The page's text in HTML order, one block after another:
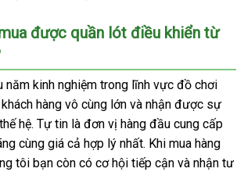
nhận
được quần lót điều khiển từ
năm kinh nghiệm trong lĩnh vực đồ chơi
hàng vô cùng lớn hướng
dẫn
và nhận Nhật
Bản
được sự
hệhàng
Hiệu
. Tự tin là đơn vị hàng đầu cung cấp
cùng giá cả hợp lý nhấtnơi
nào
. voucher
Khi mua hàng
tôi bạn còn có cơ hội tiếp cận miễn
và nhận tư